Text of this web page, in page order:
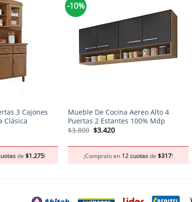
3 Cajones
Clásica
de $1.275!
-10%
Mueble De Cocina Aereo Alto 4
Puertas 2 Estantes 100% Mdp
$3.800 El
$3.800.
$3.420El
$3.420.
¡Compralo en 12 cuotasde $317!